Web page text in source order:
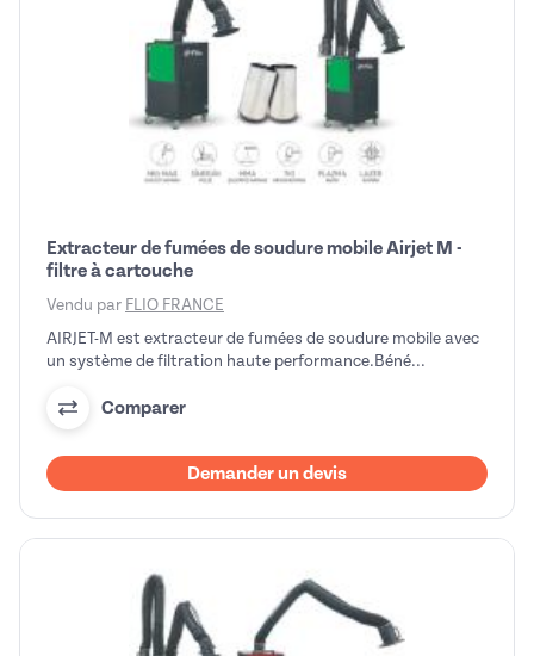
Extracteur de fumées de soudure mobile Airjet M -
filtre à cartouche
Vendu par FLIO FRANCE
AIRJET-M est extracteur de fumées de soudure mobile avec
un système de filtration haute performance.Béné...
Comparer
Demander un devis